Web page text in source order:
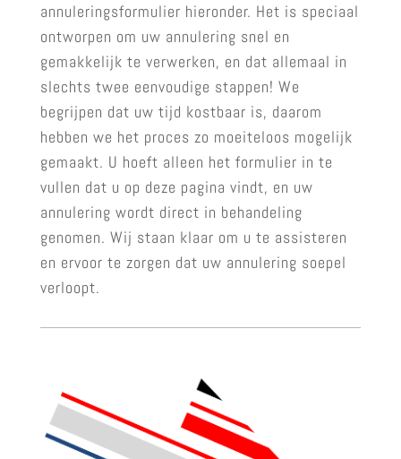
annuleringsformulier hieronder. Het is speciaal
ontworpen om uw annulering snel en
gemakkelijk te verwerken, en dat allemaal in
slechts twee eenvoudige stappen! We
begrijpen dat uw tijd kostbaar is, daarom
hebben we het proces zo moeiteloos mogelijk
gemaakt. U hoeft alleen het formulier in te
vullen dat u op deze pagina vindt, en uw
annulering wordt direct in behandeling
genomen. Wij staan klaar om u te assisteren
en ervoor te zorgen dat uw annulering soepel
verloopt.